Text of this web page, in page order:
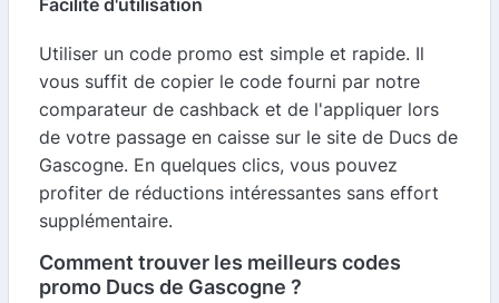
Facilité d'utilisation
Utiliser un code promo est simple et rapide. Il
vous suffit de copier le code fourni par notre
comparateur de cashback et de l'appliquer lors
de votre passage en caisse sur le site de Ducs de
Gascogne. En quelques clics, vous pouvez
profiter de réductions intéressantes sans effort
supplémentaire.
Comment trouver les meilleurs codes
promo Ducs de Gascogne ?